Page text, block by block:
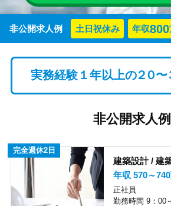
非公開求人例 土日祝休み 年収800
実務経験１年以上の２０〜
非公開求人例
完全週休2日
建築設計 / 建
年収 570～
正社員
勤務時間 9：00